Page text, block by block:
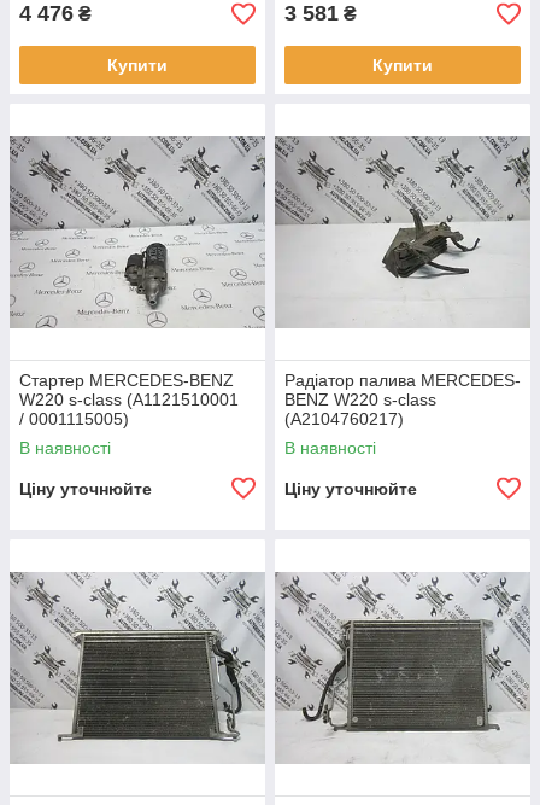
4 476 ₴
Купити
3 581 ₴
Купити
Стартер MERCEDES-BENZ
W220 s-class (A1121510001
/ 0001115005)
В наявності
Ціну уточнюйте
Радіатор палива MERCEDES-
BENZ W220 s-class
(A2104760217)
В наявності
Ціну уточнюйте